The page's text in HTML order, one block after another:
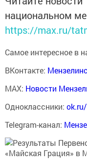
национальном
https://max.ru/
Самое интересное в
ВКонтакте:
MAX: Новости
Одноклассники:
Telegram-канал: